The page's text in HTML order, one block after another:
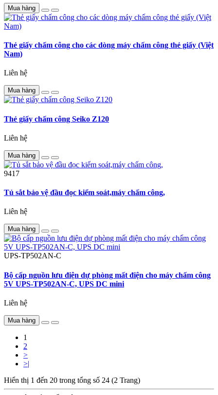
Mua hàng
Thẻ giấy chấm công cho các dòng máy chấm công thẻ giấy (Việt
Nam)
Liên hệ
Mua hàng
Thẻ giấy chấm công Seiko Z120
Liên hệ
Mua hàng
9417
Tủ sắt bảo vệ đầu đọc kiểm soát,máy chấm công,
Liên hệ
Mua hàng
UPS-TP502AN-C
Bộ cấp nguồn lưu điện dự phòng mất điện cho máy chấm công
5V UPS-TP502AN-C, UPS DC mini
Liên hệ
Mua hàng
1
2
>
>|
Hiển thị 1 đến 20 trong tổng số 24 (2 Trang)